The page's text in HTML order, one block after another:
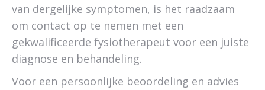
van dergelijke symptomen, is het raadzaam
om contact op te nemen met een
gekwalificeerde fysiotherapeut voor een juiste
diagnose en behandeling.
Voor een persoonlijke beoordeling en advies